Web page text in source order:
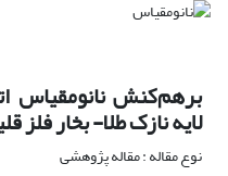
برهم‌کنش نانومقیاس
لایه نازک طلا- بخار فلز
نوع مقاله : مقاله پژوهشی